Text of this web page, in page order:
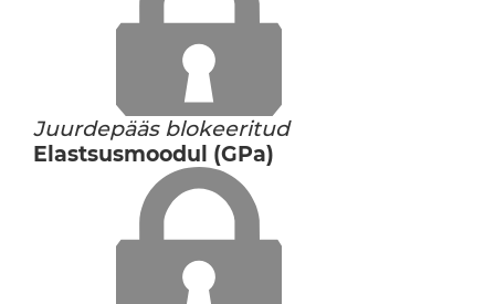
Juurdepääs blokeeritud
Elastsusmoodul (GPa)